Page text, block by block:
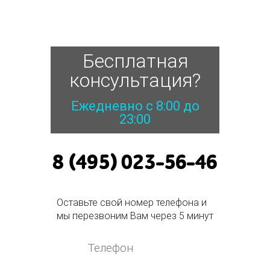
Бесплатная
консультация?
Ежедневно с 8:00 до
23:00
8 (495) 023-56-46
Оставьте свой номер телефона и
мы перезвоним Вам через 5 минут